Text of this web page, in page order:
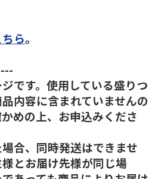
ちら。
です。使用している盛りつ
内容に含まれていませんの
めの上、お申込みくださ
合、同時発送はできませ
とお届け先様が同じ場